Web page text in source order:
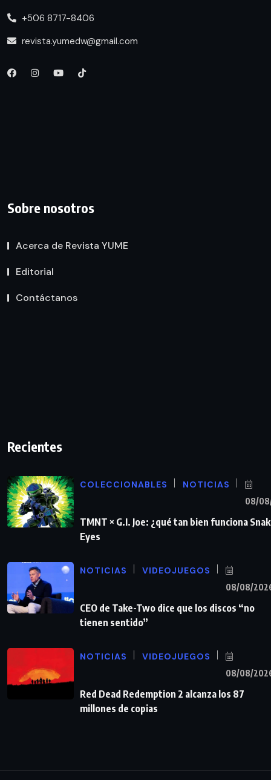
+506 8717-8406
revista.yumedw@gmail.com
Sobre nosotros
Acerca de Revista YUME
Editorial
Contáctanos
Recientes
COLECCIONABLES NOTICIAS
08/
TMNT × G.I. Joe: ¿qué tan bien funciona
Eyes
NOTICIAS VIDEOJUEGOS
08/08/
CEO de Take-Two dice que los discos “no
tienen sentido”
NOTICIAS VIDEOJUEGOS
08/08/
Red Dead Redemption 2 alcanza los 87
millones de copias